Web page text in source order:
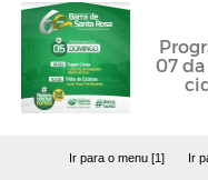
07
Ir para o menu [1] Ir